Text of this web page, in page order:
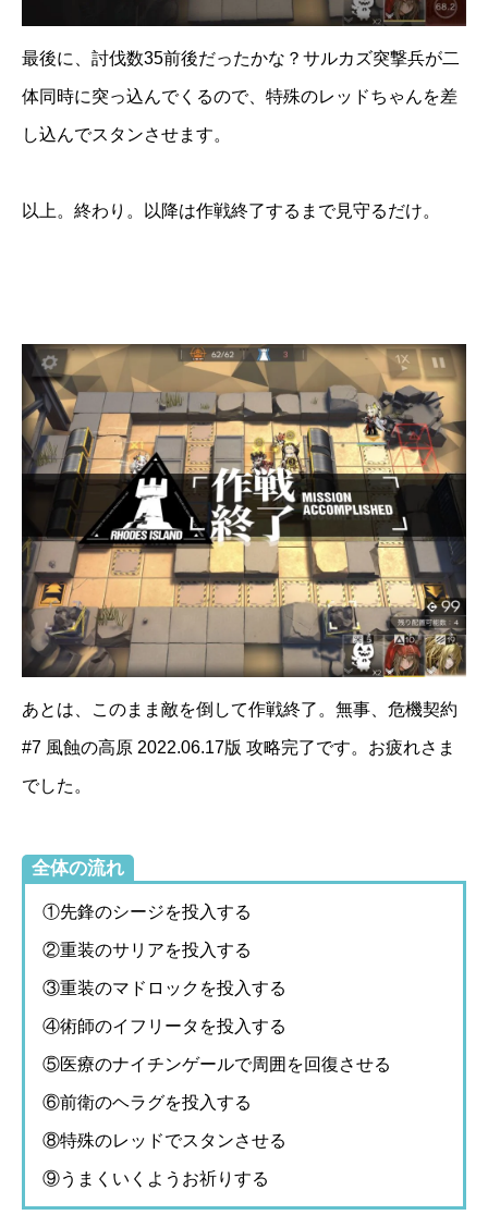
最後に、討伐数35前後だったかな？サルカズ突撃兵が二
体同時に突っ込んでくるので、特殊のレッドちゃんを差
し込んでスタンさせます。
以上。終わり。以降は作戦終了するまで見守るだけ。
あとは、このまま敵を倒して作戦終了。無事、危機契約
#7 風蝕の高原 2022.06.17版 攻略完了です。お疲れさま
でした。
全体の流れ
①先鋒のシージを投入する
②重装のサリアを投入する
③重装のマドロックを投入する
④術師のイフリータを投入する
⑤医療のナイチンゲールで周囲を回復させる
⑥前衛のヘラグを投入する
⑧特殊のレッドでスタンさせる
⑨うまくいくようお祈りする